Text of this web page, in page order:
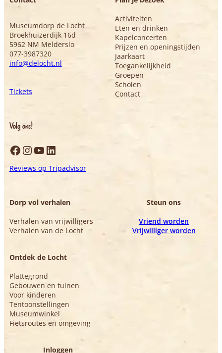
Museumdorp de Locht
Broekhuizerdijk 16d
5962 NM Melderslo
077-3987320
info@delocht.nl
Tickets
Volg ons!
Facebook
Instagram
YouTube
LinkedIn
Reviews op Tripadvisor
Activiteiten
Eten en drinken
Kapelconcerten
Prijzen en openingstijden
Jaarkaart
Toegankelijkheid
Groepen
Scholen
Contact
Dorp vol verhalen
Verhalen van vrijwilligers
Verhalen van de Locht
Ontdek de Locht
Plattegrond
Gebouwen en tuinen
Voor kinderen
Tentoonstellingen
Museumwinkel
Fietsroutes en omgeving
Steun ons
Vriend worden
Vrijwilliger worden
Inloggen